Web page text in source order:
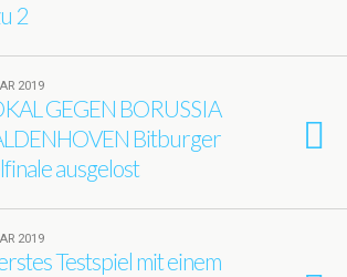
2
2019
GEGEN BORUSSIA
Bitburger
ausgelost
2019
Testspiel mit einem